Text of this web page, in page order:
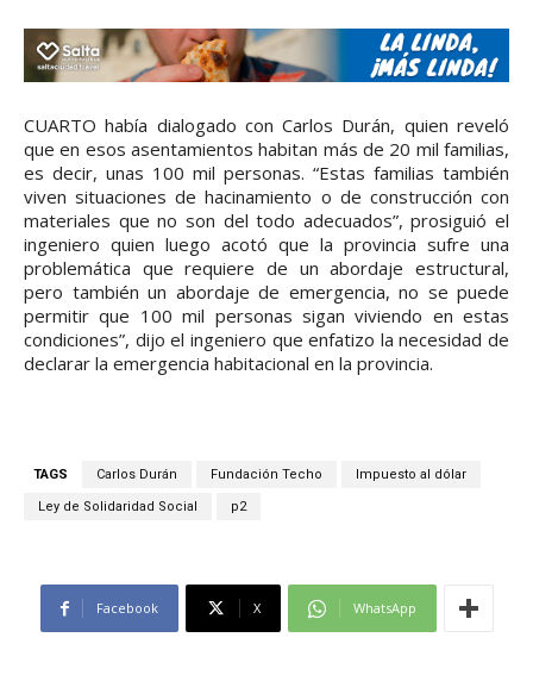
CUARTO había dialogado con Carlos Durán, quien reveló
que en esos asentamientos habitan más de 20 mil familias,
es decir, unas 100 mil personas. “Estas familias también
viven situaciones de hacinamiento o de construcción con
materiales que no son del todo adecuados”, prosiguió el
ingeniero quien luego acotó que la provincia sufre una
problemática que requiere de un abordaje estructural,
pero también un abordaje de emergencia, no se puede
permitir que 100 mil personas sigan viviendo en estas
condiciones”, dijo el ingeniero que enfatizo la necesidad de
declarar la emergencia habitacional en la provincia.
TAGS Carlos Durán Fundación Techo Impuesto al dólar
Ley de Solidaridad Social p2
Facebook X WhatsApp